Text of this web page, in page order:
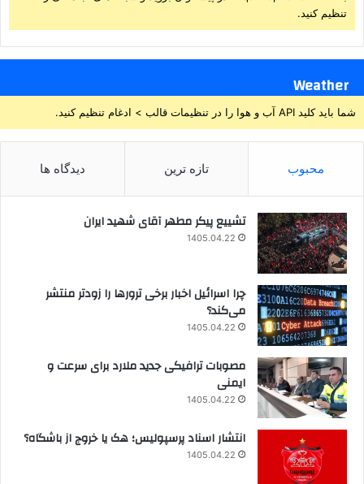
تنظیم کنید.
Weather
شما باید کلید API آب و هوا را در تنظیمات قالب > ادغام تنظیم کنید.
محبوب تازه ترین دیدگاه ها
تشییع پیکر مطهر آقای شهید ایران
1405.04.22
چرا اسرائیل اخبار برخی ترورها را زودتر منتشر
می‌کند؟
1405.04.22
مصوبات ترافیکی جدید ملارد برای سرعت و
ایمنی
1405.04.22
انتشار اسناد پرسپولیس؛ هک یا خروج از باشگاه؟
1405.04.22